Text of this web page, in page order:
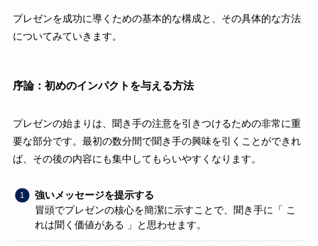
プレゼンを成功に導くための基本的な構成と、その具体的な方法
についてみていきます。
序論：初めのインパクトを与える方法
プレゼンの始まりは、聞き手の注意を引きつけるための非常に重
要な部分です。最初の数分間で聞き手の興味を引くことができれ
ば、その後の内容にも集中してもらいやすくなります。
強いメッセージを提示する
冒頭でプレゼンの核心を簡潔に示すことで、聞き手に「 こ
れは聞く価値がある 」と思わせます。